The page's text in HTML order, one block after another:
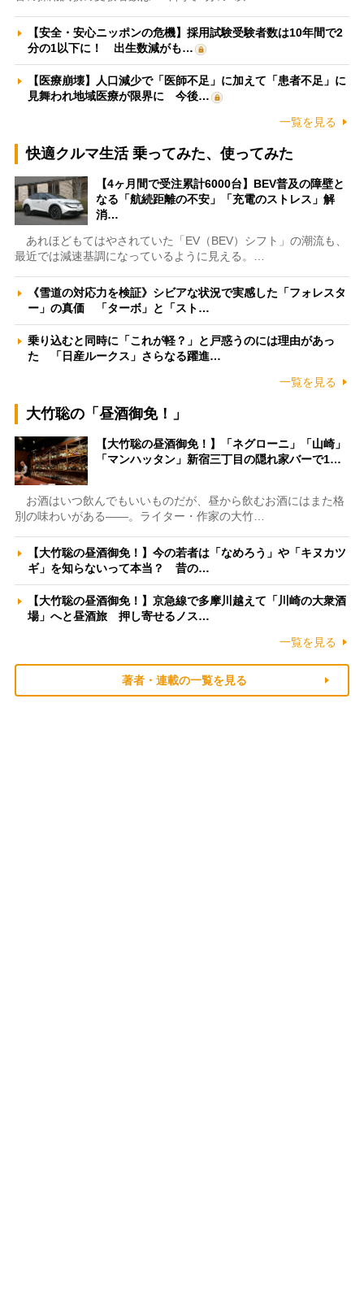
【安全・安心ニッポンの危機】採用試験受験者数は10年間で2
分の1以下に！ 出生数減がも…
【医療崩壊】人口減少で「医師不足」に加えて「患者不足」に
見舞われ地域医療が限界に 今後…
一覧を見る
快適クルマ生活 乗ってみた、使ってみた
【4ヶ月間で受注累計6000台】BEV普及の障壁と
なる「航続距離の不安」「充電のストレス」解
消…
あれほどもてはやされていた「EV（BEV）シフト」の潮流も、
最近では減速基調になっているように見える。…
《雪道の対応力を検証》シビアな状況で実感した「フォレスタ
ー」の真価 「ターボ」と「スト…
乗り込むと同時に「これが軽？」と戸惑うのには理由があっ
た 「日産ルークス」さらなる躍進…
一覧を見る
大竹聡の「昼酒御免！」
【大竹聡の昼酒御免！】「ネグローニ」「山崎」
「マンハッタン」新宿三丁目の隠れ家バーで1…
お酒はいつ飲んでもいいものだが、昼から飲むお酒にはまた格
別の味わいがある――。ライター・作家の大竹…
【大竹聡の昼酒御免！】今の若者は「なめろう」や「キヌカツ
ギ」を知らないって本当？ 昔の…
【大竹聡の昼酒御免！】京急線で多摩川越えて「川崎の大衆酒
場」へと昼酒旅 押し寄せるノス…
一覧を見る
著者・連載の一覧を見る